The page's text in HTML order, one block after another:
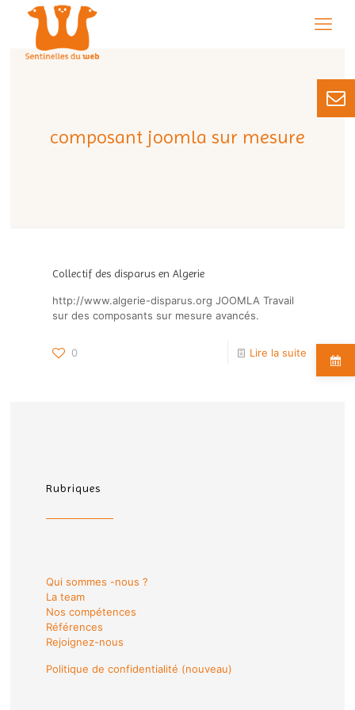
composant joomla sur mesure
Collectif des disparus en Algerie
http://www.algerie-disparus.org JOOMLA Travail
sur des composants sur mesure avancés.
0 Lire la suite
Rubriques
Qui sommes -nous ?
La team
Nos compétences
Références
Rejoignez-nous
Politique de confidentialité (nouveau)